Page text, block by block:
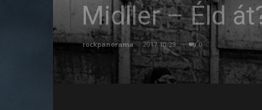
Midller – Éld
rockpanorama - 2017-10-23 0